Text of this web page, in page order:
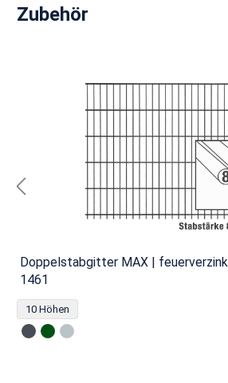
Produktgalerie überspringen
Zubehör
Doppelstabgitter MAX |
1461
10 Höhen